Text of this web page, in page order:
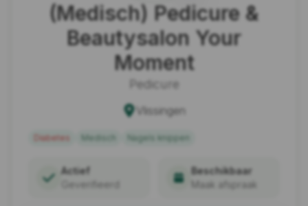
(Medisch) Pedicure &
Beautysalon Your
Moment
Pedicure
Vlissingen
Diabetes Medisch Nagels knippen
Actief
Geverifieerd
Beschikbaar
Maak afspraak